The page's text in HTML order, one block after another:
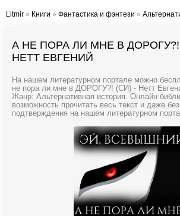
Litmir » Книги » Фантастика и фэнтези »
А НЕ ПОРА ЛИ МНЕ В
НЕТТ ЕВГЕНИЙ
На нашем литературном портале можно
не пора ли мне в ДОРОГУ?! (СИ) - Нетт
Жанр: Альтернативная история. Онлайн
возможность прочитать весь текст и даже
подтверждения на нашем литературном